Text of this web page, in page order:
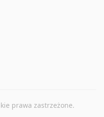
prawa zastrzeżone.